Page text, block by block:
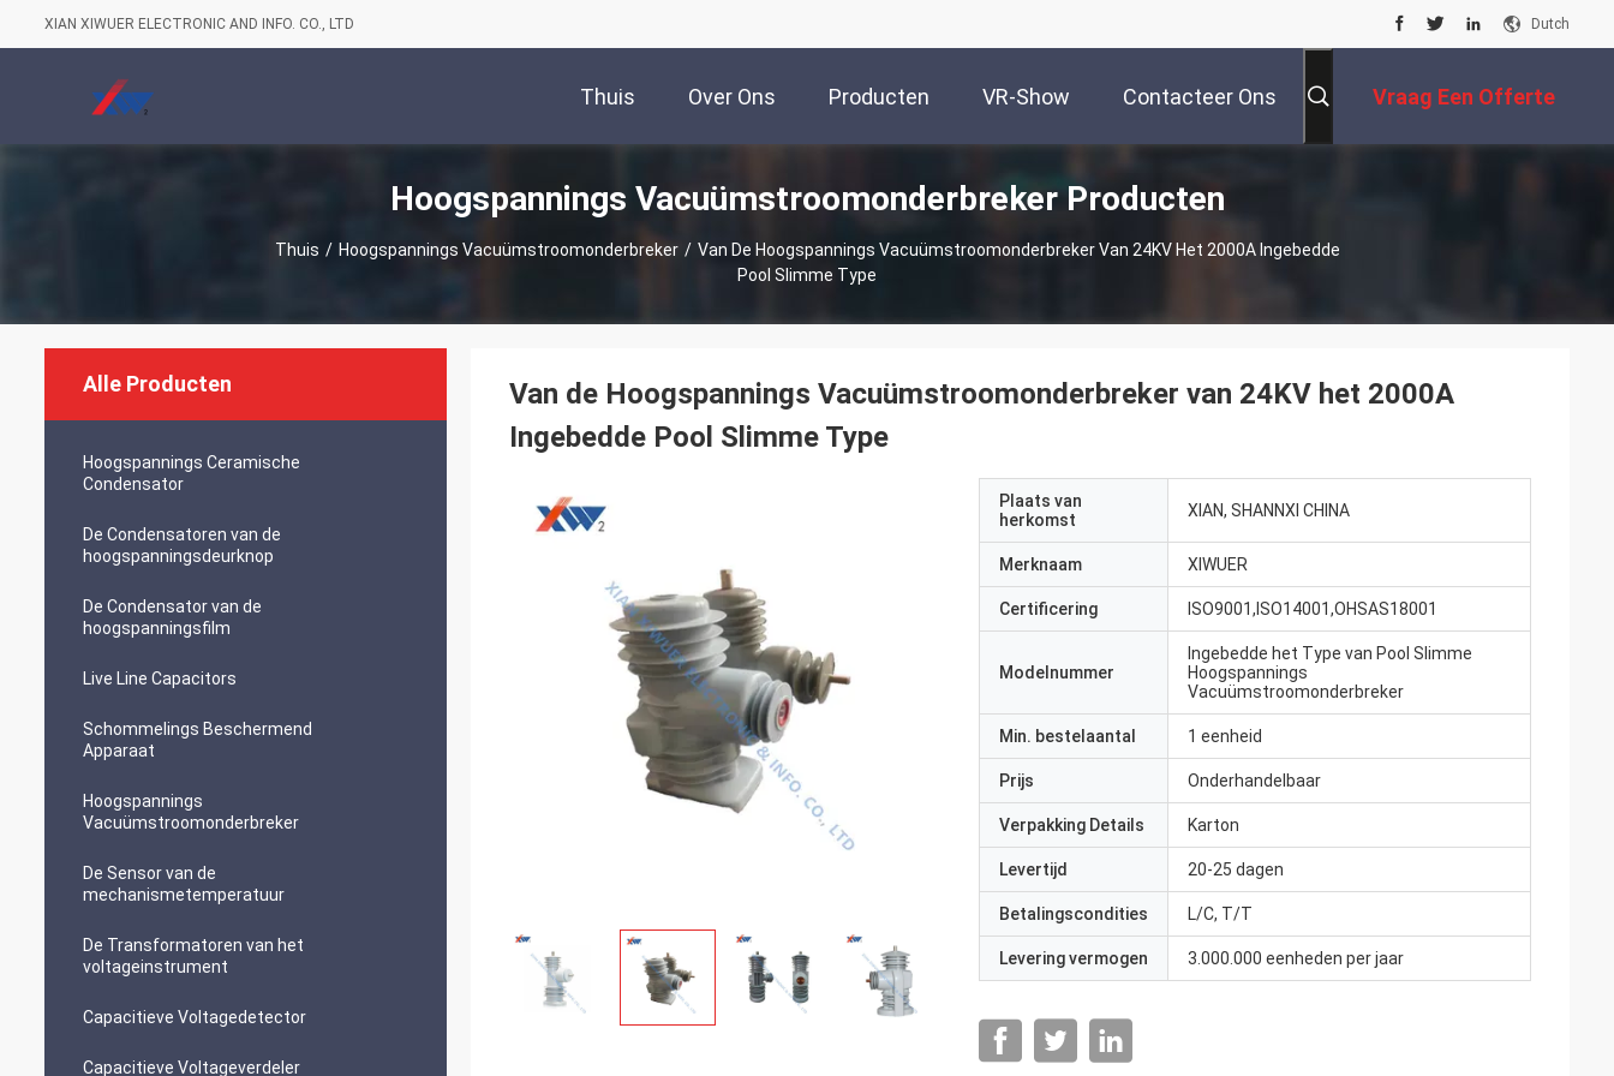
XIAN XIWUER ELECTRONIC AND INFO. CO., LTD Dutch
Thuis Over Ons Producten VR-Show Contacteer Ons Vraag Een Offerte
Hoogspannings Vacuümstroomonderbreker Producten
Thuis / Hoogspannings Vacuümstroomonderbreker / Van De Hoogspannings Vacuümstroomonderbreker Van 24KV Het 2000A Ingebedde
Pool Slimme Type
Alle Producten
Hoogspannings Ceramische
Condensator
De Condensatoren van de
hoogspanningsdeurknop
De Condensator van de
hoogspanningsfilm
Live Line Capacitors
Schommelings Beschermend
Apparaat
Hoogspannings
Vacuümstroomonderbreker
De Sensor van de
mechanismetemperatuur
De Transformatoren van het
voltageinstrument
Capacitieve Voltagedetector
Capacitieve Voltageverdeler
Van de Hoogspannings Vacuümstroomonderbreker van 24KV het 2000A
Ingebedde Pool Slimme Type
Plaats van
herkomst
XIAN, SHANNXI CHINA
Merknaam XIWUER
Certificering ISO9001,ISO14001,OHSAS18001
Modelnummer
Ingebedde het Type van Pool Slimme
Hoogspannings
Vacuümstroomonderbreker
Min. bestelaantal 1 eenheid
Prijs Onderhandelbaar
Verpakking Details Karton
Levertijd 20-25 dagen
Betalingscondities L/C, T/T
Levering vermogen 3.000.000 eenheden per jaar